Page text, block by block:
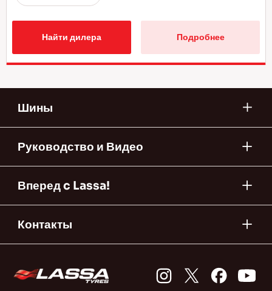
Найти дилера Подробнее
Шины
Руководство и Видео
Вперед c Lassa!
Контакты